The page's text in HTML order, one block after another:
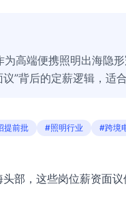
高端便携照明出海隐
”背后的定薪逻辑，适
提前批 #照明行业 #跨境
部，这些岗位薪资面议